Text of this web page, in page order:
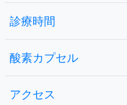
診療時間
酸素カプセル
アクセス